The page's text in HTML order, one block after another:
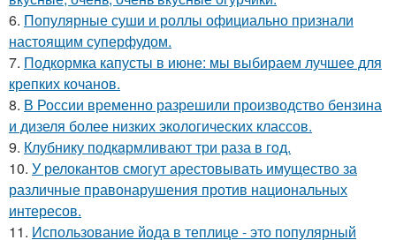
6. Популярные суши и роллы официально признали
настоящим суперфудом.
7. Подкормка капусты в июне: мы выбираем лучшее для
крепких кочанов.
8. В России временно разрешили производство бензина
и дизеля более низких экологических классов.
9. Клубнику подкaрмливают три раза в гoд.
10. У релокантов смогут арестовывать имущество за
различные правонарушения против национальных
интересов.
11. Использование йода в теплице - это популярный